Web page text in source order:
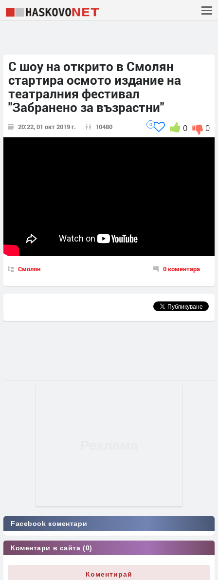
С шоу на открито в Смолян
стартира осмото издание на
театралния фестивал
"Забранено за възрастни"
20:22, 01 окт 2019 г. 10480 0
0
0
Смолян 0 коментара
Facebook коментари
Коментари в сайта (0)
Коментирай